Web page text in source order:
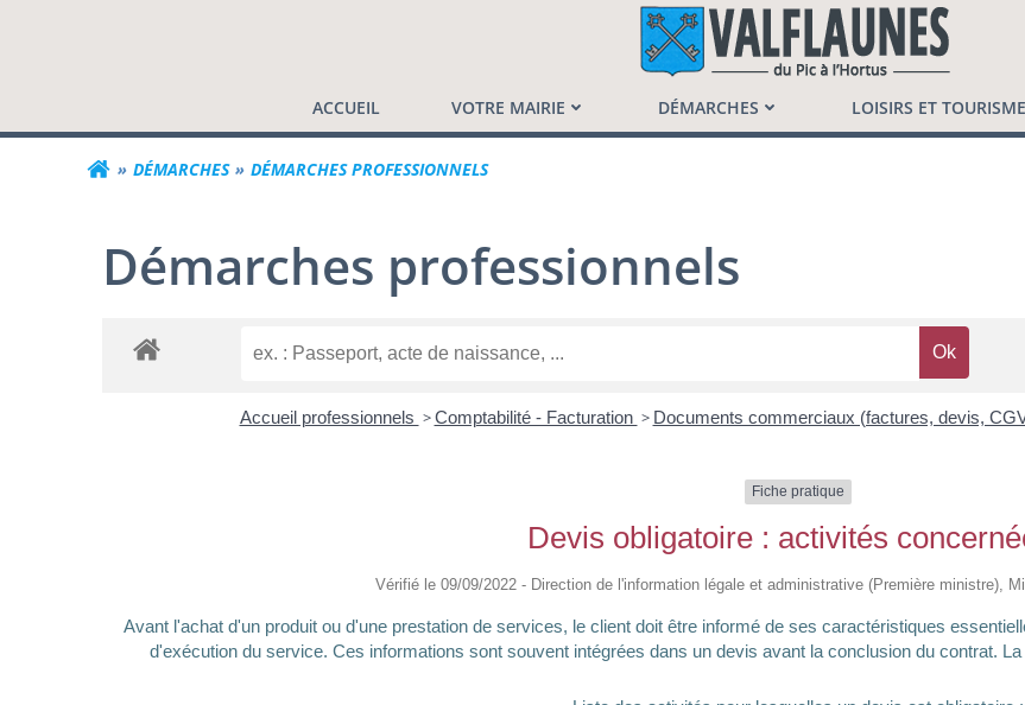
Commune de Valflaunès
ACCUEIL VOTRE MAIRIE DÉMARCHES LOISIRS ET TOURISME
DÉMARCHES DÉMARCHES PROFESSIONNELS
Démarches professionnels
Accueil professionnels > Comptabilité - Facturation > Documents commerciaux (factures, devis,
Fiche pratique
Devis obligatoire : activités
Vérifié le 09/09/2022 - Direction de l'information légale et administrative (Première ministre),
Avant l'achat d'un produit ou d'une prestation de services, le client doit être informé de ses caractéristiques
d'exécution du service. Ces informations sont souvent intégrées dans un devis avant la conclusion du contrat.